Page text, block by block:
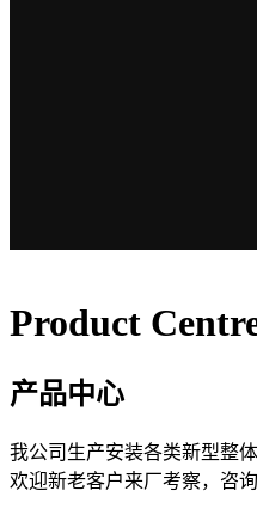
Product
产品中心
我公司生产安装各类新型整
欢迎新老客户来厂考察，咨